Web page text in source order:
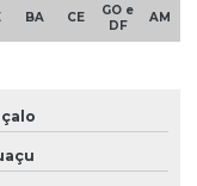
BA CE
GO e
DF
AM